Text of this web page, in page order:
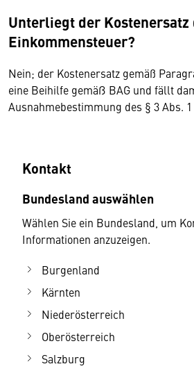
Unterliegt der Kostenersatz
Einkommensteuer?
Nein; der Kostenersatz gemäß
eine Beihilfe gemäß BAG und fällt
Ausnahmebestimmung des § 3 Abs. 1
Kontakt
Bundesland auswählen
Wählen Sie ein Bundesland, um
Informationen anzuzeigen.
Burgenland
Kärnten
Niederösterreich
Oberösterreich
Salzburg